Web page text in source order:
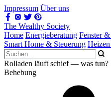
Impressum Über uns
The Wealthy Society
Home Energieberatung Fenster
Smart Home & Steuerung
Rolladen läuft schief — was tun?
Behebung